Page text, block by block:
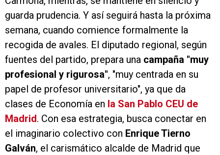
guarda prudencia. Y así seguirá hasta la próxima
semana, cuando comience formalmente la
recogida de avales. El diputado regional, según
fuentes del partido, prepara una campaña "muy
profesional y rigurosa", "muy centrada en su
papel de profesor universitario", ya que da
clases de Economía en la San Pablo CEU de
Madrid. Con esa estrategia, busca conectar en
el imaginario colectivo con Enrique Tierno
Galván, el carismático alcalde de Madrid que